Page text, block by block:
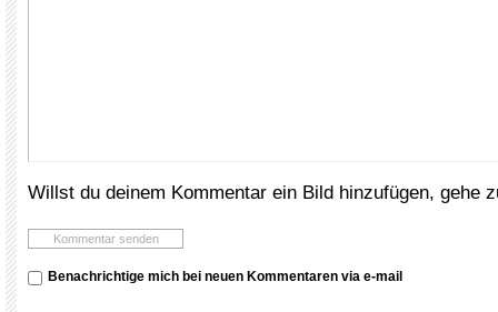
Willst du deinem Kommentar ein Bild hinzufügen, gehe
Benachrichtige mich bei neuen Kommentaren via e-mail